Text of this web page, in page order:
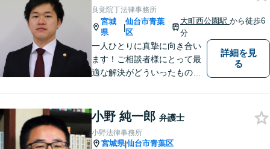
さい。個人や企業のあらゆる
トラブルに対応【青葉通一番
町駅1分】
良覚院丁法律事務所
宮城
県
|
仙台市青葉
区
大町西公園駅から徒歩6
分
一人ひとりに真摯に向き合い
ます！ご相談者様にとって最
適な解決がどういったものな
解決に臨む 】【労働問題／交
通事故／離婚問題／相続問題
／など】
詳細を見
る
小野 純一郎 弁護士
小野法律事務所
宮城県|仙台市青葉区